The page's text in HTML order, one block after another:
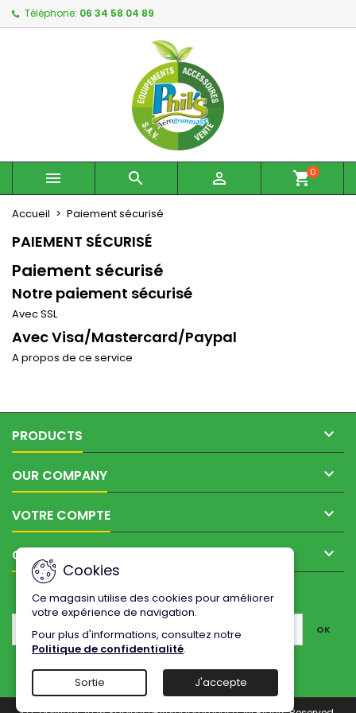
Téléphone: 06 34 58 04 89
   shopping_cart0
Accueil Paiement sécurisé
PAIEMENT SÉCURISÉ
Paiement sécurisé
Notre paiement sécurisé
Avec SSL
Avec Visa/Mastercard/Paypal
A propos de ce service
PRODUCTS 
OUR COMPANY 
VOTRE COMPTE 
CONTACT 
My wishlists ×
((modalTitle)) ×
((confirmMessage))
((cancelText)) ((modalDeleteText))
Créer une liste d'envies ×
Nom de la liste d'envies
Connexion ×
Vous devez être connecté pour ajouter des produits
à votre liste d'envies.
Annuler
Cookies
Ce magasin utilise des cookies pour améliorer
votre expérience de navigation.
Pour plus d'informations, consultez notre
Politique de confidentialité.
Sortie J'accepte
LETTRE D'INFORMATIONS